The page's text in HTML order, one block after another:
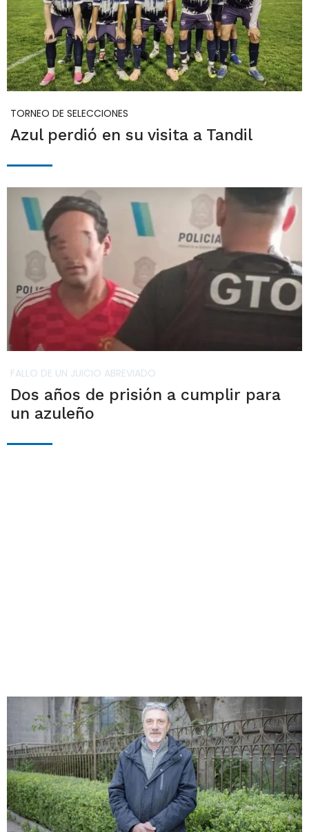
TORNEO DE SELECCIONES
Azul perdió en su visita a Tandil
FALLO DE UN JUICIO ABREVIADO
Dos años de prisión a cumplir para
un azuleño